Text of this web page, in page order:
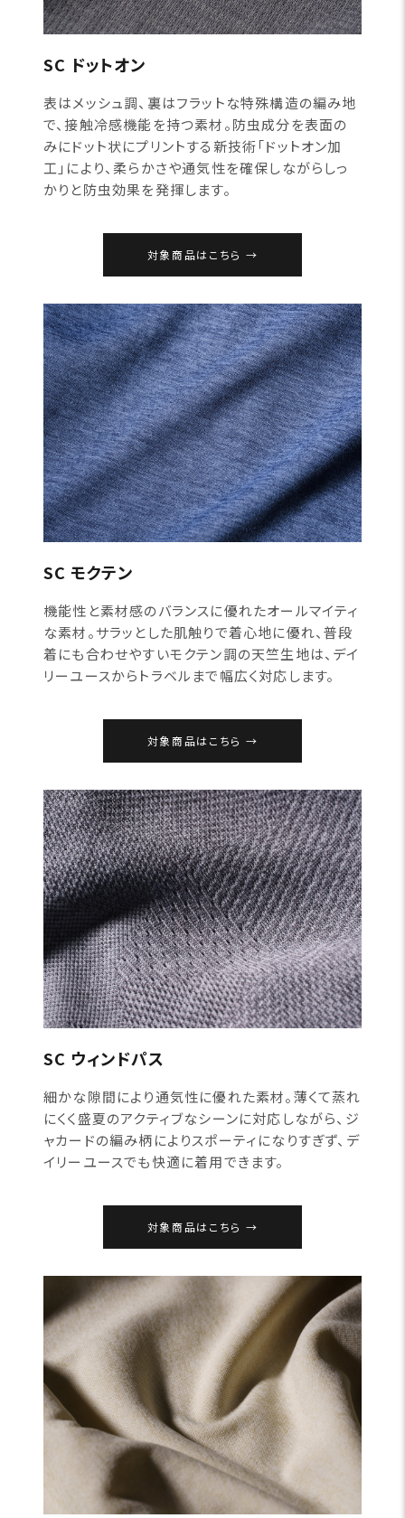
SC ドットオン
表はメッシュ調、裏はフラットな特殊構造の編み地
で、接触冷感機能を持つ素材。防虫成分を表面の
みにドット状にプリントする新技術「ドットオン加
工」により、柔らかさや通気性を確保しながらしっ
かりと防虫効果を発揮します。
対象商品はこちら
SC モクテン
機能性と素材感のバランスに優れたオールマイティ
な素材。サラッとした肌触りで着心地に優れ、普段
着にも合わせやすいモクテン調の天竺生地は、デイ
リーユースからトラベルまで幅広く対応します。
対象商品はこちら
SC ウィンドパス
細かな隙間により通気性に優れた素材。薄くて蒸れ
にくく盛夏のアクティブなシーンに対応しながら、ジ
ャカードの編み柄によりスポーティになりすぎず、デ
イリーユースでも快適に着用できます。
対象商品はこちら